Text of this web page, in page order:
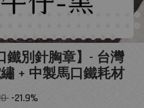
鐵別針胸章】- 台灣
+ 中製馬口鐵耗材
-21.9%